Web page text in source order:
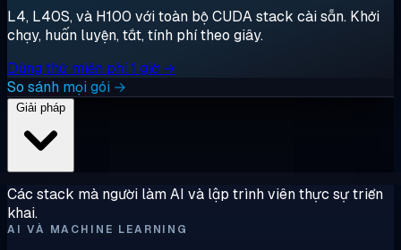
L4, L40S, và H100 với toàn bộ CUDA stack cài sẵn. Khởi
chạy, huấn luyện, tắt, tính phí theo giây.
Dùng thử miễn phí 1 giờ →
So sánh mọi gói →
Các stack mà người làm AI và lập trình viên thực sự triển
khai.
AI VÀ MACHINE LEARNING